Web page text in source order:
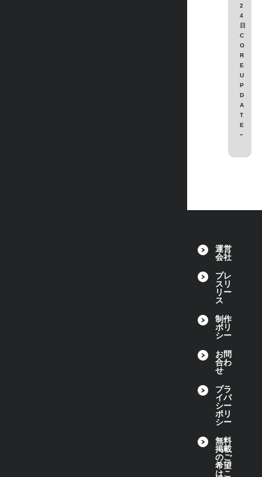
2
4
日
C
O
R
E
U
P
D
A
T
E
ｰ
運営
会社
プレ
スリ
リー
ス
制作
ポリ
シー
お問
合わ
せ
プラ
イバ
シー
ポリ
シー
無料
掲載
のご
希望
はこ